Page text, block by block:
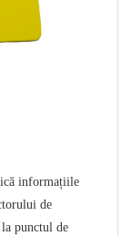
informațiile
de
punctul de